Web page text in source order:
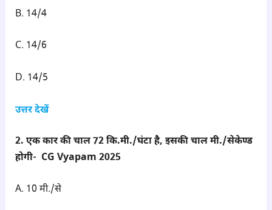
B. 14/4
C. 14/6
D. 14/5
उत्तर देखें
2. एक कार की चाल 72 कि.मी./घंटा है, इसकी चाल मी./सेकेण्ड
होगी- CG Vyapam 2025
A. 10 मी./से